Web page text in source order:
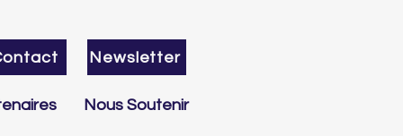
Newsletter
Nous Soutenir